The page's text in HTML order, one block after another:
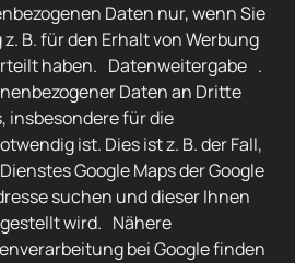
Daten nur, wenn Sie
B. für den Erhalt von Werbung
haben. Datenweitergabe .
Daten an Dritte
insbesondere für die
ist. Dies ist z. B. der Fall,
Google Maps der Google
suchen und dieser Ihnen
wird. Nähere
bei Google finden